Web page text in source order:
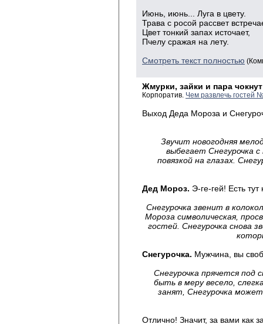
Июнь, июнь... Луга в цвету.
Трава с росой рассвет
Цвет тонкий запах источает,
Пчелу сражая на лету.
Смотреть текст полностью
Жмурки, зайки и пара
Корпоратив. Чем развлечь гостей
Выход Деда Мороза и
Звучит новогодняя
выбегает Снегурочка с
повязкой на глазах.
Дед Мороз. Э-ге-гей! Есть тут
Снегурочка звенит в
Мороза символическая,
гостей. Снегурочка снова
Снегурочка. Мужчина, вы
Снегурочка прячется под
быть в меру весело,
занят, Снегурочка
Отлично! Значит, за вами как